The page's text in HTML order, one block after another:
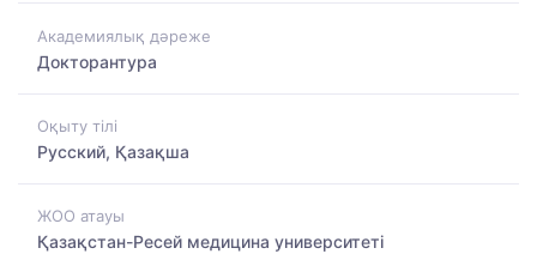
Академиялық дәреже
Докторантура
Оқыту тілі
Русский, Қазақша
ЖОО атауы
Қазақстан-Ресей медицина университеті